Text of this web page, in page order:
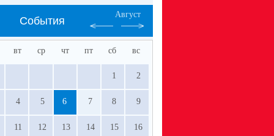
События
Август
вт ср чт пт сб вс
1 2
4 5 6 7 8 9
11 12 13 14 15 16